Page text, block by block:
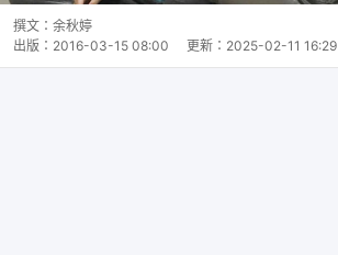
撰文： 余秋婷
出版： 2016-03-15 08:00 更新： 2025-02-11 16:29